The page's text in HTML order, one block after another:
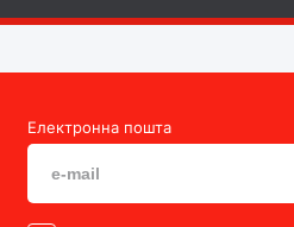
Електронна пошта